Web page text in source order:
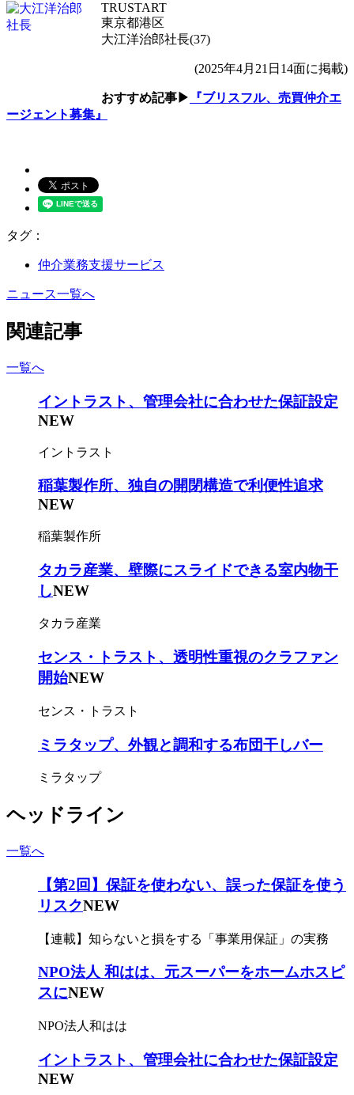
TRUSTART
東京都港区
大江洋治郎社長(37)
(2025年4月21日14面に掲載)
おすすめ記事▶
『ブリスフル、売買仲介エ
ージェント募集』
タグ：
仲介業務支援サービス
ニュース一覧へ
関連記事
一覧へ
イントラスト、管理会社に合わせた保証設定
NEW
イントラスト
稲葉製作所、独自の開閉構造で利便性追求
NEW
稲葉製作所
タカラ産業、壁際にスライドできる室内物干
しNEW
タカラ産業
センス・トラスト、透明性重視のクラファン
開始NEW
センス・トラスト
ミラタップ、外観と調和する布団干しバー
ミラタップ
ヘッドライン
一覧へ
【第2回】保証を使わない、誤った保証を使う
リスクNEW
【連載】知らないと損をする「事業用保証」の実務
NPO法人 和はは、元スーパーをホームホスピ
スにNEW
NPO法人和はは
イントラスト、管理会社に合わせた保証設定
NEW